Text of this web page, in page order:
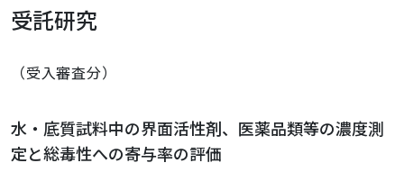
受託研究
（受入審査分）
水・底質試料中の界面活性剤、医薬品類等の濃度測
定と総毒性への寄与率の評価